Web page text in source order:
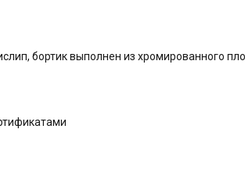
бортик выполнен из хромированного